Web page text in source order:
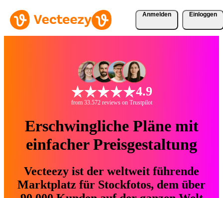
Anmelden Einloggen
4.9
from 33.572 reviews on Trustpilot
Erschwingliche Pläne mit
einfacher Preisgestaltung
Vecteezy ist der weltweit führende
Marktplatz für Stockfotos, dem über